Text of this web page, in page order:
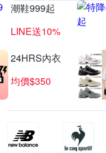
潮鞋999起
LINE送10%
24HRS內衣
均價$350